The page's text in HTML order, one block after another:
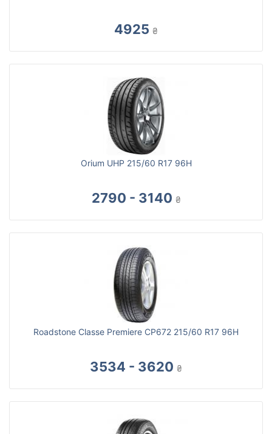
4925 ₴
Orium UHP 215/60 R17 96H
2790 - 3140 ₴
Roadstone Classe Premiere CP672 215/60 R17 96H
3534 - 3620 ₴